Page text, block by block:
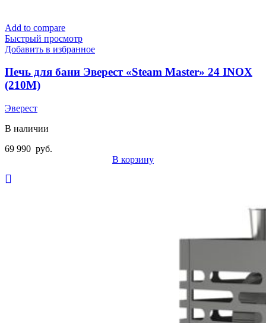
Add to compare
Быстрый просмотр
Добавить в избранное
Печь для бани Эверест «Steam Master» 24 INOX
(210М)
Эверест
В наличии
69 990 руб.
В корзину